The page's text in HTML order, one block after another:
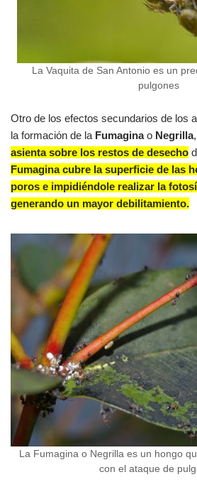
La Vaquita de San Antonio es un
pulgones
Otro de los efectos secundarios de los
la formación de la Fumaginao Negrilla
asienta sobre los restos de desecho
Fumagina cubre la superficie de las
poros e impidiéndole realizar la
generando un mayor debilitamiento.
La Fumagina o Negrilla es un hongo
con el ataque de